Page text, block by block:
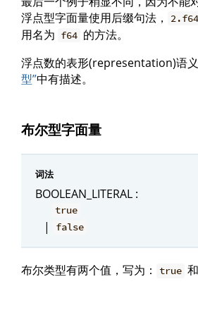
浮点型字面量使用后缀句法，
2.f64
用名为 f64 的方法。
浮点数的表形(representation)语
型”中有描述。
布尔型字面量
词法
BOOLEAN_LITERAL :
true
| false
布尔类型有两个值，写为： true 和